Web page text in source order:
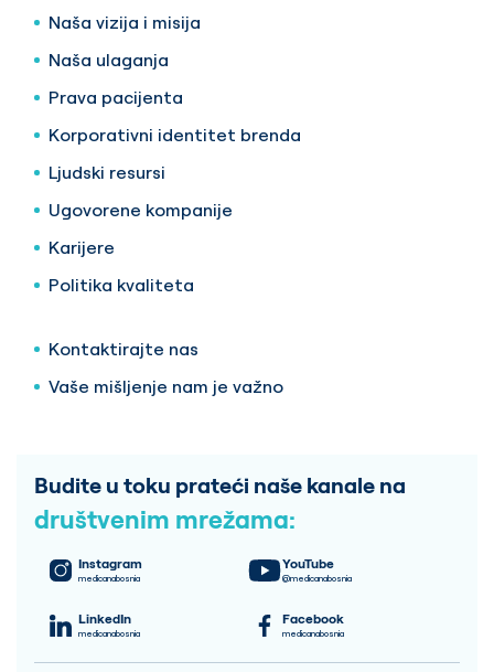
Naša vizija i misija
Naša ulaganja
Prava pacijenta
Korporativni identitet brenda
Ljudski resursi
Ugovorene kompanije
Karijere
Politika kvaliteta
Kontaktirajte nas
Vaše mišljenje nam je važno
Budite u toku prateći naše kanale na
društvenim mrežama:
Instagram
medicanabosnia
YouTube
@medicanabosnia
LinkedIn
medicanabosnia
Facebook
medicanabosnia